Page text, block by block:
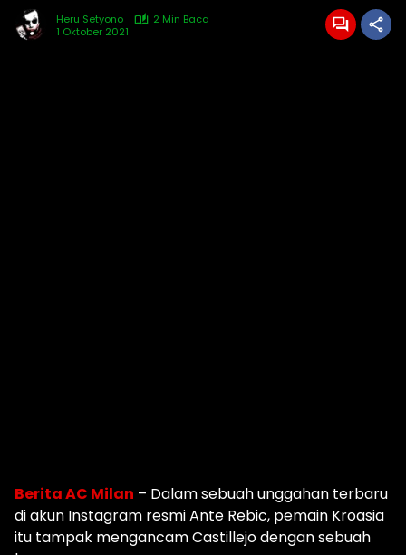
Heru Setyono
2 Min Baca
1 Oktober 2021
Berita AC Milan – Dalam sebuah unggahan terbaru
di akun Instagram resmi Ante Rebic, pemain Kroasia
itu tampak mengancam Castillejo dengan sebuah